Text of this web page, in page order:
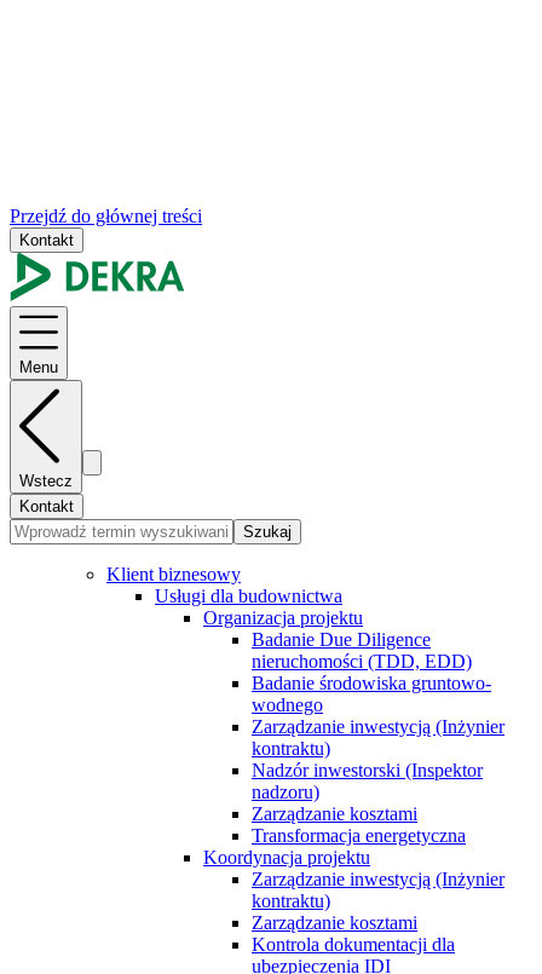
Przejdź do głównej treści
Kontakt
Menu
Wstecz
Kontakt
Szukaj
Klient biznesowy
Usługi dla budownictwa
Organizacja projektu
Badanie Due Diligence
nieruchomości (TDD, EDD)
Badanie środowiska gruntowo-
wodnego
Zarządzanie inwestycją (Inżynier
kontraktu)
Nadzór inwestorski (Inspektor
nadzoru)
Zarządzanie kosztami
Transformacja energetyczna
Koordynacja projektu
Zarządzanie inwestycją (Inżynier
kontraktu)
Zarządzanie kosztami
Kontrola dokumentacji dla
ubezpieczenia IDI